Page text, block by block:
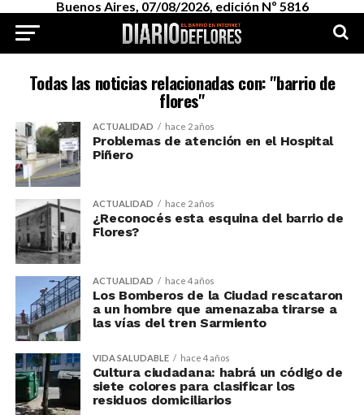
Buenos Aires, 07/08/2026, edición Nº 5816
Todas las noticias relacionadas con: "barrio de
flores"
ACTUALIDAD hace 2 años
Problemas de atención en el Hospital
Piñero
ACTUALIDAD hace 2 años
¿Reconocés esta esquina del barrio de
Flores?
ACTUALIDAD hace 4 años
Los Bomberos de la Ciudad rescataron
a un hombre que amenazaba tirarse a
las vías del tren Sarmiento
VIDA SALUDABLE hace 4 años
Cultura ciudadana: habrá un código de
siete colores para clasificar los
residuos domiciliarios